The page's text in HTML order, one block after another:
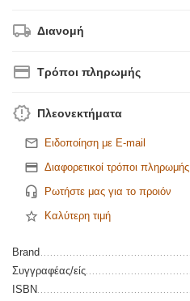
Διανομή
Τρόποι πληρωμής
Πλεονεκτήματα
Ειδοποίηση με E-mail
Διαφορετικοί τρόποι πληρωμής
Ρωτήστε μας για το προιόν
Καλύτερη τιμή
Brand
Συγγραφέας/είς
ISBN